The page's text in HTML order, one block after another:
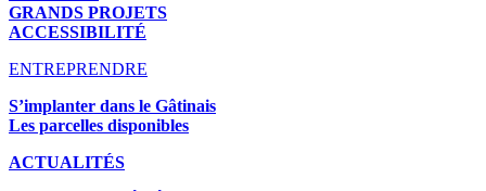
GRANDS PROJETS
ACCESSIBILITÉ
ENTREPRENDRE
S’implanter dans le Gâtinais
Les parcelles disponibles
ACTUALITÉS